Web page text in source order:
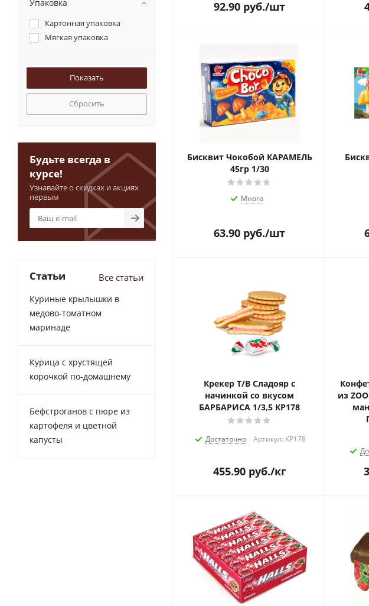
92.90 руб./шт
Бисквит Чокобой КАРАМЕЛЬ
45гр 1/30
Много
63.90 руб./шт
Бисквит
Крекер Т/В Сладояр с
начинкой со вкусом
БАРБАРИСА 1/3,5 КР178
Достаточно Артикул: КР178
455.90руб./кг
из
Упаковка
Картонная упаковка
Мягкая упаковка
Сбросить
Будьте всегда в
курсе!
Узнавайте о скидках и акциях
первым
Статьи Все статьи
Куриные крылышки в
медово-томатном
маринаде
Курица с хрустящей
корочкой по-домашнему
Бефстроганов с пюре из
картофеля и цветной
капусты